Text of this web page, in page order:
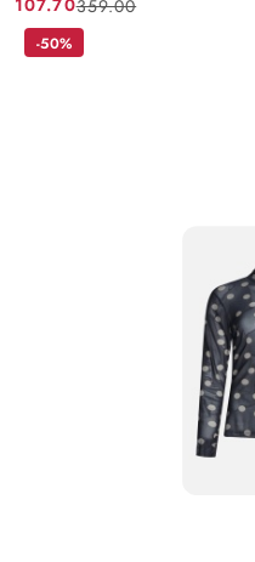
Cena
promocyjna:
107.70
Cena
przed
359.00
-50%